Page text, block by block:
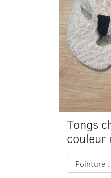
Tongs
couleur